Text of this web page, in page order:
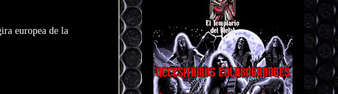
europea de la